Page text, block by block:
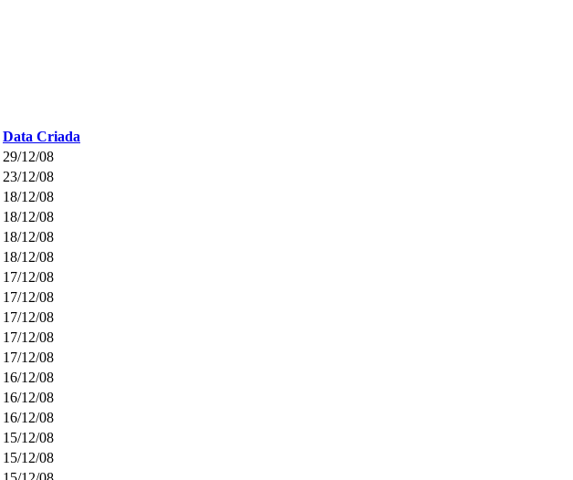
Data Criada
29/12/08
23/12/08
18/12/08
18/12/08
18/12/08
18/12/08
17/12/08
17/12/08
17/12/08
17/12/08
17/12/08
16/12/08
16/12/08
16/12/08
15/12/08
15/12/08